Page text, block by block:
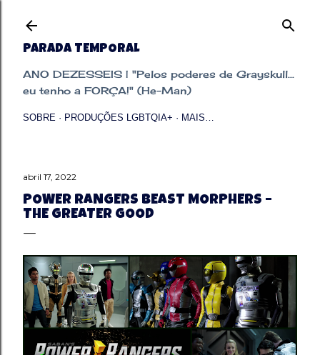
PARADA TEMPORAL
ANO DEZESSEIS | "Pelos poderes de Grayskull...
eu tenho a FORÇA!" (He-Man)
SOBRE PRODUÇÕES LGBTQIA+ MAIS…
abril 17, 2022
POWER RANGERS BEAST MORPHERS –
THE GREATER GOOD